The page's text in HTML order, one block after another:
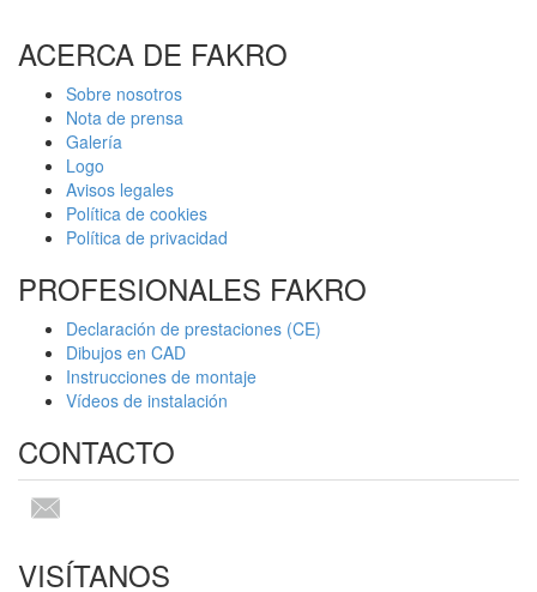
ACERCA DE FAKRO
Sobre nosotros
Nota de prensa
Galería
Logo
Avisos legales
Política de cookies
Política de privacidad
PROFESIONALES FAKRO
Declaración de prestaciones (CE)
Dibujos en CAD
Instrucciones de montaje
Vídeos de instalación
CONTACTO
VISÍTANOS